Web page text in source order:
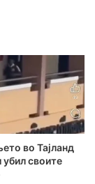
во Тајланд
убил своите